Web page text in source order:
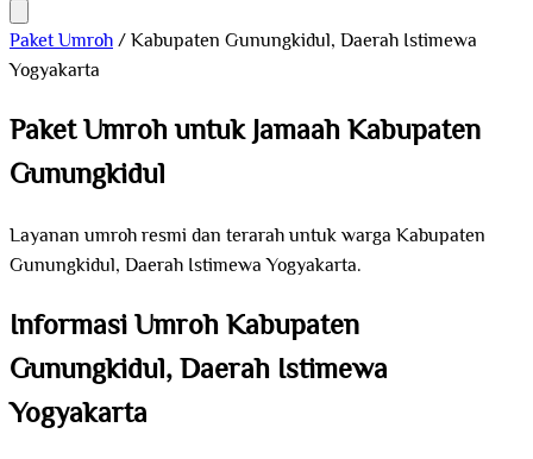
Paket Umroh/Kabupaten Gunungkidul, Daerah Istimewa
Yogyakarta
Paket Umroh untuk Jamaah Kabupaten
Gunungkidul
Layanan umroh resmi dan terarah untuk warga Kabupaten
Gunungkidul, Daerah Istimewa Yogyakarta.
Informasi Umroh Kabupaten
Gunungkidul, Daerah Istimewa
Yogyakarta